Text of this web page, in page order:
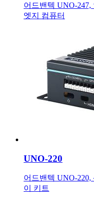
어드밴텍 UNO-
엣지 컴퓨터
UNO-220
어드밴텍 UNO-220,
이 키트